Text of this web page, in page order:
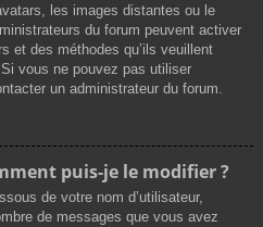
les images distantes ou le
du forum peuvent activer
et des méthodes qu’ils veuillent
vous ne pouvez pas utiliser
un administrateur du forum.
puis-je le modifier ?
de votre nom d’utilisateur,
de messages que vous avez